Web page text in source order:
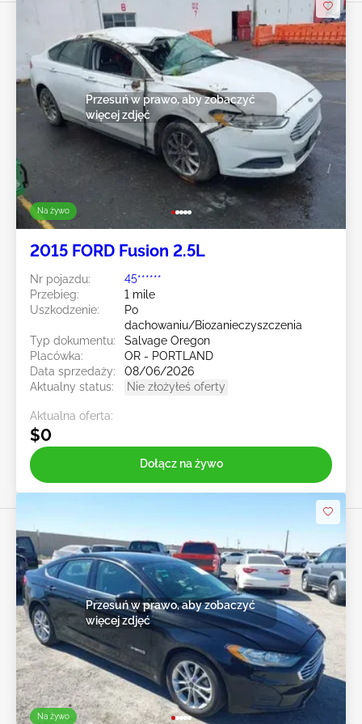
Na żywo
Przesuń w prawo, aby zobaczyć
więcej zdjęć
2015 FORD Fusion 2.5L
Nr pojazdu:
45******
Przebieg:
1 mile
Uszkodzenie:
Po
dachowaniu/Biozanieczyszczenia
Typ dokumentu:
Salvage Oregon
Placówka:
OR - PORTLAND
Data sprzedaży:
08/06/2026
Aktualny status:
Nie złożyłeś oferty
Aktualna oferta:
$0
Dołącz na żywo
Na żywo
Przesuń w prawo, aby zobaczyć
więcej zdjęć